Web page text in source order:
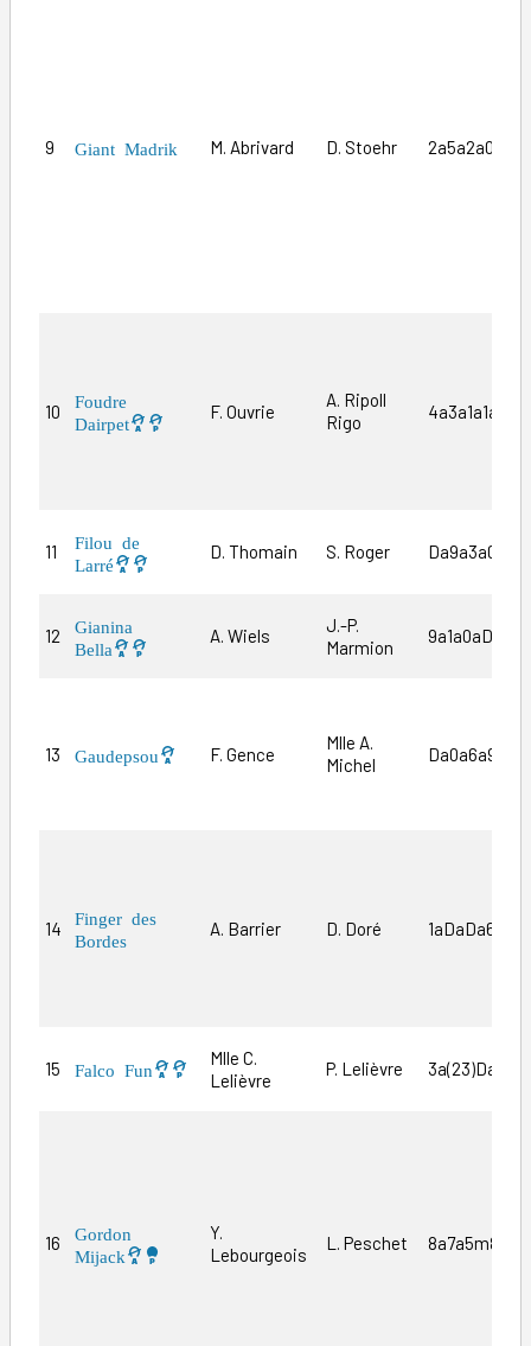
9 Giant Madrik M. Abrivard D. Stoehr 2a5a2a0a1a
10
Foudre
Dairpet
F. Ouvrie
A. Ripoll
Rigo
4a3a1a1a6m
11
Filou de
Larré
D. Thomain S. Roger Da9a3a0a2a
12
Gianina
Bella
A. Wiels
J.-P.
Marmion
9a1a0aDa0a
13 Gaudepsou F. Gence
Mlle A.
Michel
Da0a6a9a
14
Finger des
Bordes
A. Barrier D. Doré 1aDaDa6a
15 Falco Fun
Mlle C.
Lelièvre
P. Lelièvre 3a(23)Da3a
16
Gordon
Mijack
Y.
Lebourgeois
L. Peschet 8a7a5m8a0a